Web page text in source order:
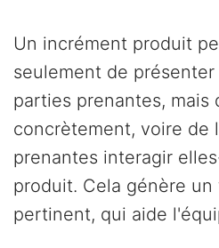
Un incrément produit
seulement de
parties prenantes, mais
concrètement, voire de
prenantes interagir
produit. Cela génère
pertinent, qui aide